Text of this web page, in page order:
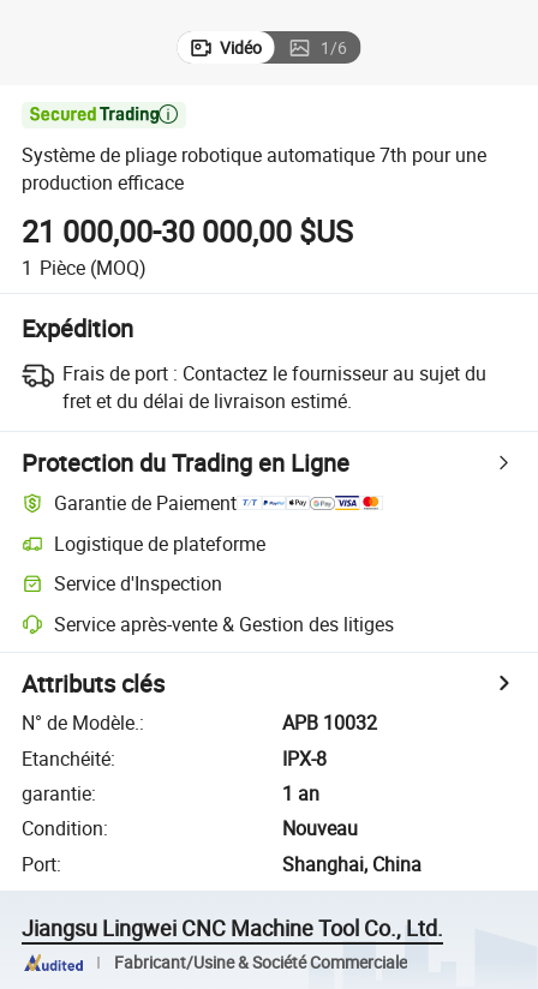
Vidéo 1/6

Système de pliage robotique automatique 7th pour une
production efficace
21 000,00-30 000,00 $US
1 Pièce (MOQ)
Expédition
Frais de port : Contactez le fournisseur au sujet du
fret et du délai de livraison estimé.
Protection du Trading en Ligne
Garantie de Paiement
Logistique de plateforme
Service d'Inspection
Service après-vente & Gestion des litiges
Attributs clés
N° de Modèle.:
APB 10032
Etanchéité:
IPX-8
garantie:
1 an
Condition:
Nouveau
Port: Shanghai, China
Jiangsu Lingwei CNC Machine Tool Co., Ltd.
Fabricant/Usine & Société Commerciale